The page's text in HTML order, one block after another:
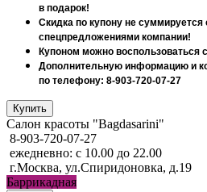
в подарок!
Скидка по купону не суммируется
спецпредложениями компании!
Купоном можно воспользоваться
Дополнительную информацию и
по телефону: 8-903-720-07-27
Салон красоты "Bagdasarini"
8-903-720-07-27
ежедневно: с 10.00 до 22.00
г.Москва, ул.Спиридоновка, д.19
Баррикадная